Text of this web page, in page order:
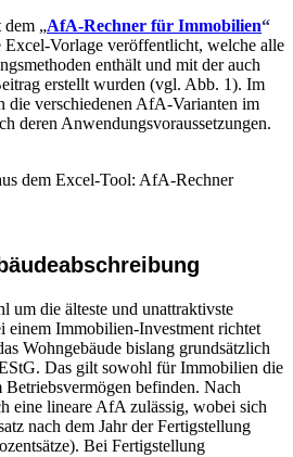
„AfA-Rechner für Immobilien“
Excel-Vorlage veröffentlicht, welche alle
enthält und mit der auch
erstellt wurden (vgl. Abb. 1). Im
die verschiedenen AfA-Varianten im
deren Anwendungsvoraussetzungen.
dem Excel-Tool: AfA-Rechner
um die älteste und unattraktivste
einem Immobilien-Investment richtet
Wohngebäude bislang grundsätzlich
Das gilt sowohl für Immobilien die
befinden. Nach
eine lineare AfA zulässig, wobei sich
nach dem Jahr der Fertigstellung
Bei Fertigstellung